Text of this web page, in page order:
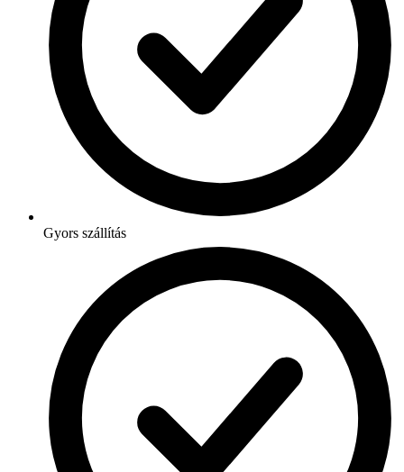
Gyors szállítás